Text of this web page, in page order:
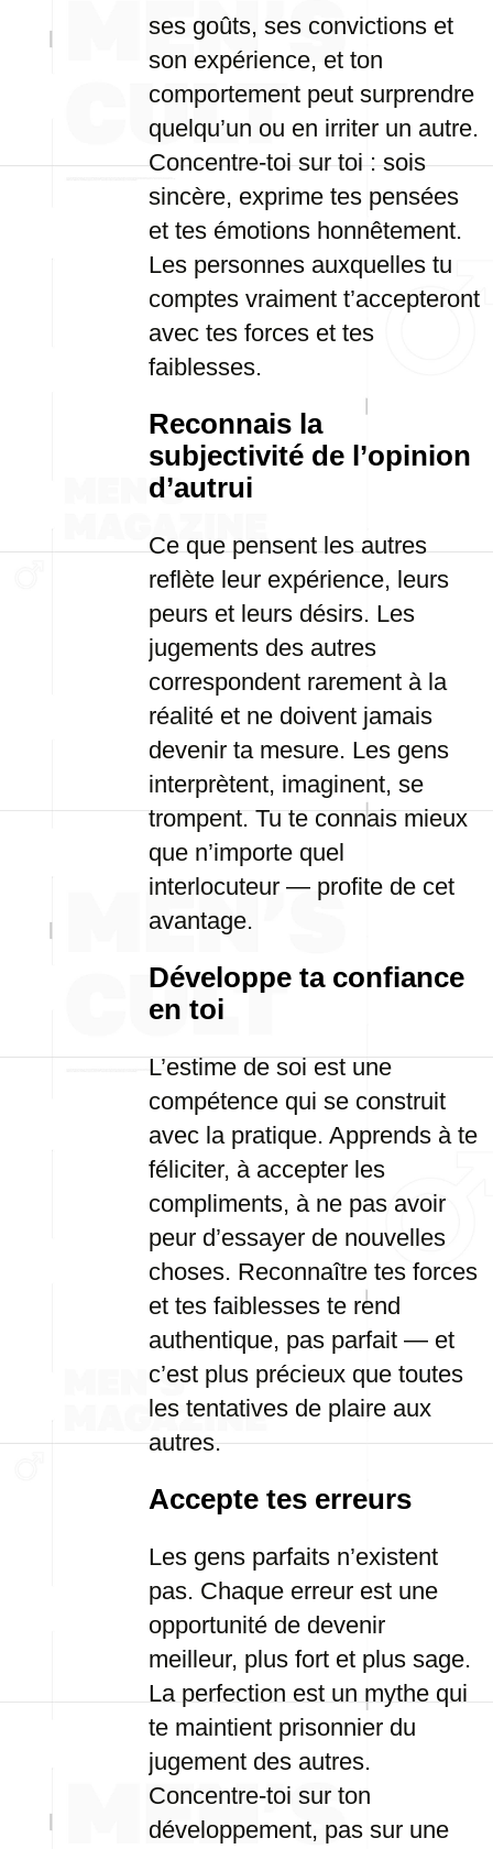
ses goûts, ses convictions et
son expérience, et ton
comportement peut surprendre
quelqu’un ou en irriter un autre.
Concentre-toi sur toi : sois
sincère, exprime tes pensées
et tes émotions honnêtement.
Les personnes auxquelles tu
comptes vraiment t’accepteront
avec tes forces et tes
faiblesses.
Reconnais la
subjectivité de l’opinion
d’autrui
Ce que pensent les autres
reflète leur expérience, leurs
peurs et leurs désirs. Les
jugements des autres
correspondent rarement à la
réalité et ne doivent jamais
devenir ta mesure. Les gens
interprètent, imaginent, se
trompent. Tu te connais mieux
que n’importe quel
interlocuteur — profite de cet
avantage.
Développe ta confiance
en toi
L’estime de soi est une
compétence qui se construit
avec la pratique. Apprends à te
féliciter, à accepter les
compliments, à ne pas avoir
peur d’essayer de nouvelles
choses. Reconnaître tes forces
et tes faiblesses te rend
authentique, pas parfait — et
c’est plus précieux que toutes
les tentatives de plaire aux
autres.
Accepte tes erreurs
Les gens parfaits n’existent
pas. Chaque erreur est une
opportunité de devenir
meilleur, plus fort et plus sage.
La perfection est un mythe qui
te maintient prisonnier du
jugement des autres.
Concentre-toi sur ton
développement, pas sur une